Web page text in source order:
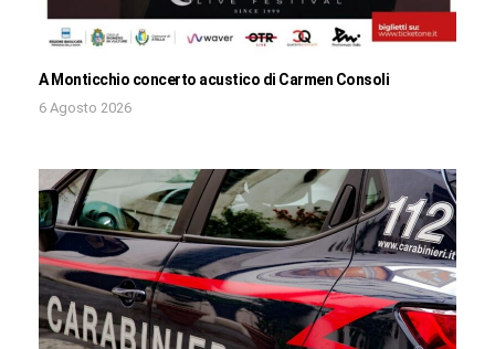
A Monticchio concerto acustico di Carmen Consoli
6 Agosto 2026